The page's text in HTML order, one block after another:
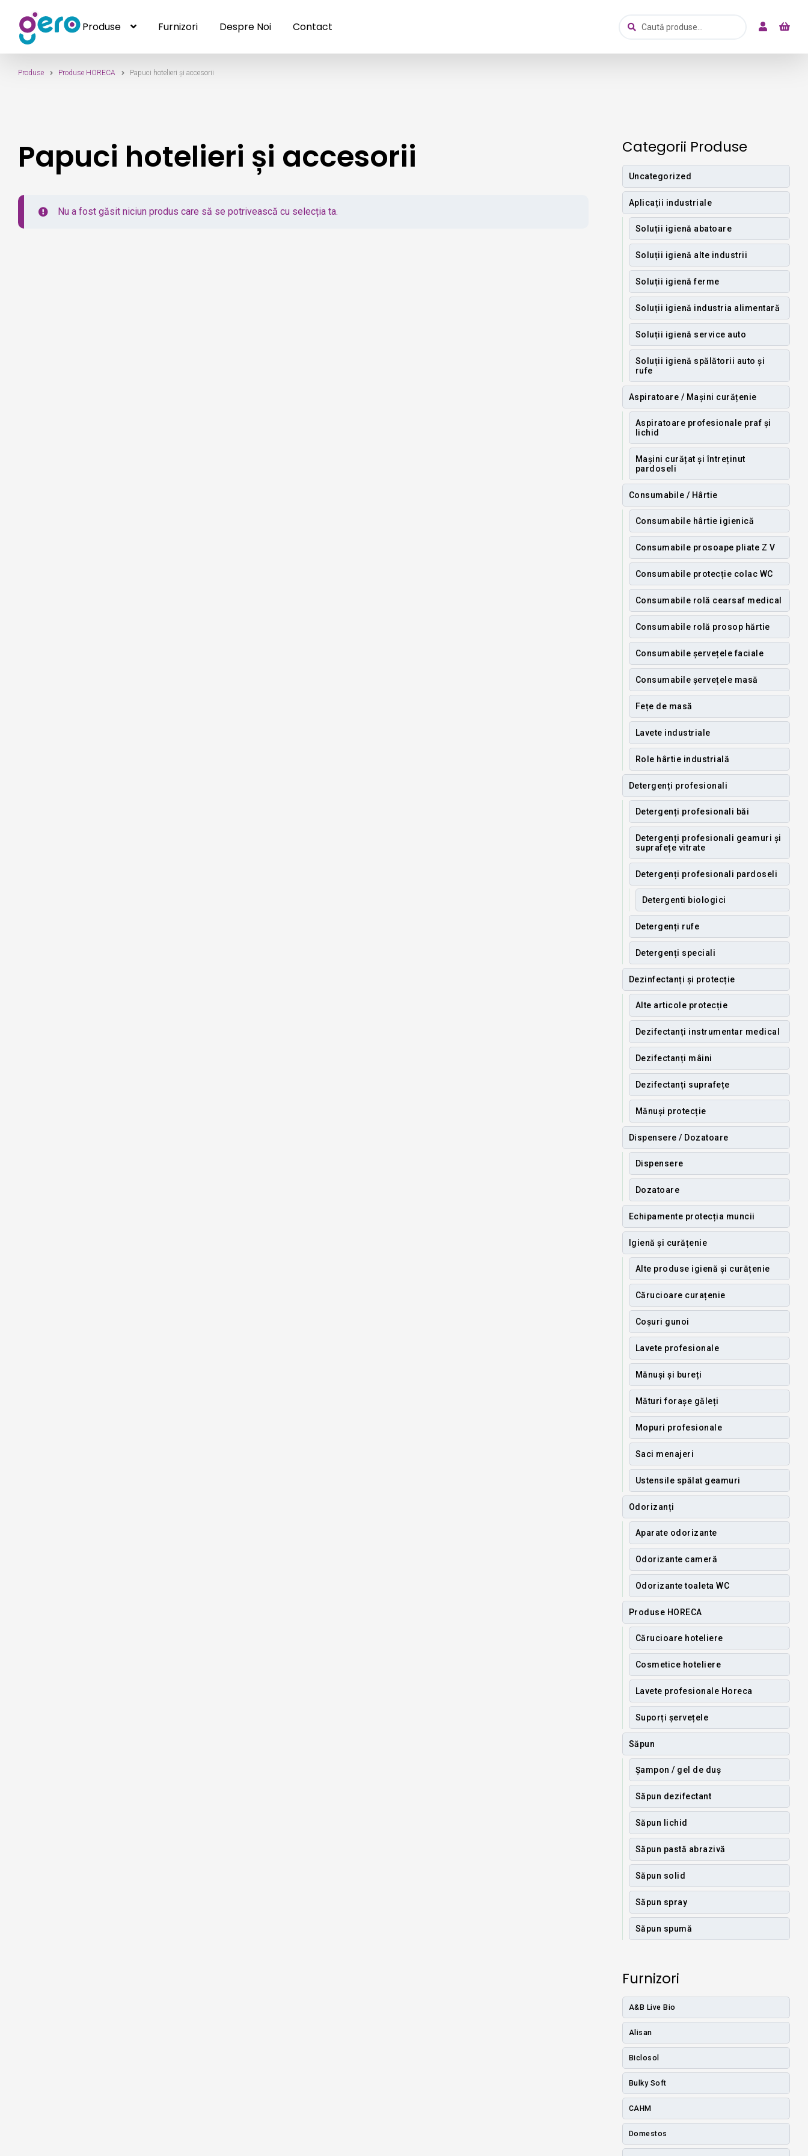
Sari
la
Sari
la
Produse Furnizori Despre Noi Contact
Produse Furnizori Despre Noi Contact
după:
Caută
Produse Produse HORECA Papuci hotelieri și accesorii
Papuci hotelieri și accesorii
Nu a fost găsit niciun produs care să se potrivească cu selecția ta.
Categorii Produse
Uncategorized
Aplicații industriale
Soluții igienă abatoare
Soluții igienă alte industrii
Soluții igienă ferme
Soluții igienă industria alimentară
Soluții igienă service auto
Soluții igienă spălătorii auto și
rufe
Aspiratoare / Mașini curățenie
Aspiratoare profesionale praf și
lichid
Mașini curățat și întreținut
pardoseli
Consumabile / Hârtie
Consumabile hârtie igienică
Consumabile prosoape pliate Z V
Consumabile protecție colac WC
Consumabile rolă cearsaf medical
Consumabile rolă prosop hărtie
Consumabile șervețele faciale
Consumabile șervețele masă
Fețe de masă
Lavete industriale
Role hârtie industrială
Detergenți profesionali
Detergenți profesionali băi
Detergenți profesionali geamuri și
suprafețe vitrate
Detergenți profesionali pardoseli
Detergenti biologici
Detergenți rufe
Detergenți speciali
Dezinfectanți și protecție
Alte articole protecție
Dezifectanți instrumentar medical
Dezifectanți mâini
Dezifectanți suprafețe
Mănuși protecție
Dispensere / Dozatoare
Dispensere
Dozatoare
Echipamente protecția muncii
Igienă și curățenie
Alte produse igienă și curățenie
Cărucioare curațenie
Coșuri gunoi
Lavete profesionale
Mănuși și bureți
Mături forașe găleți
Mopuri profesionale
Saci menajeri
Ustensile spălat geamuri
Odorizanți
Aparate odorizante
Odorizante cameră
Odorizante toaleta WC
Produse HORECA
Cărucioare hoteliere
Cosmetice hoteliere
Lavete profesionale Horeca
Suporți șervețele
Săpun
Șampon / gel de duș
Săpun dezifectant
Săpun lichid
Săpun pastă abrazivă
Săpun solid
Săpun spray
Săpun spumă
Furnizori
A&B Live Bio
Alisan
Biclosol
Bulky Soft
CAHM
Domestos